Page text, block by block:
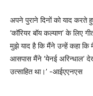
अपने पुराने दिनों को याद करते
‘कॉरियर बॉय कल्याण’ के लिए
मुझे याद है कि मैंने उन्हें कहा
आसपास मैंने ‘येनई
उत्साहित था।’ -आईएएनएस